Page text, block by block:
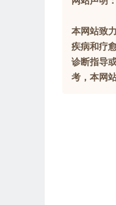
本网站致
疾病和疗
诊断指导
考，本网